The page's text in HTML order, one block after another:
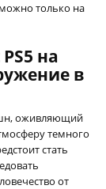
только на
на
в
оживляющий
темного
стать
от